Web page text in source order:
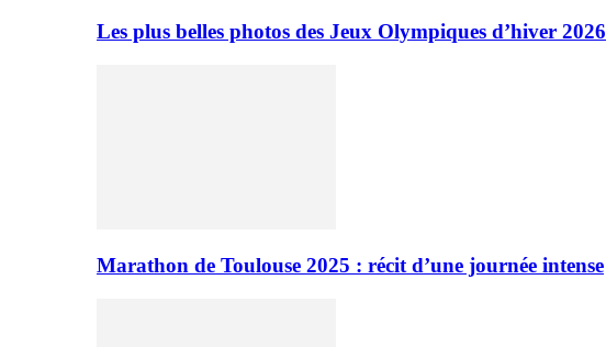
Les plus belles photos des Jeux Olympiques d’hiver 2026
Marathon de Toulouse 2025 : récit d’une journée intense